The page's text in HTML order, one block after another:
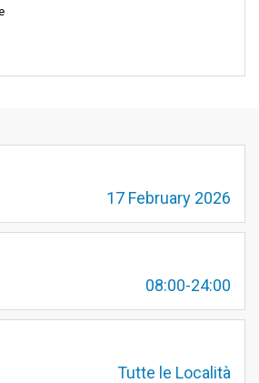
17 February 2026
08:00-24:00
Tutte le Località